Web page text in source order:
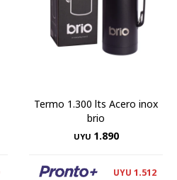
Termo 1.300 lts Acero inox
brio
UYU 1.890
UYU 1.512